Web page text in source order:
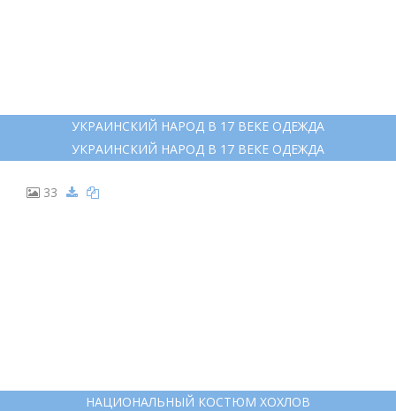
УКРАИНСКИЙ НАРОД В 17 ВЕКЕ ОДЕЖДА
УКРАИНСКИЙ НАРОД В 17 ВЕКЕ ОДЕЖДА
33
НАЦИОНАЛЬНЫЙ КОСТЮМ ХОХЛОВ